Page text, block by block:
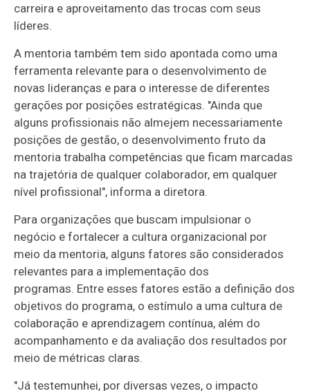
carreira e aproveitamento das trocas com seus
líderes.
A mentoria também tem sido apontada como uma
ferramenta relevante para o desenvolvimento de
novas lideranças e para o interesse de diferentes
gerações por posições estratégicas. "Ainda que
alguns profissionais não almejem necessariamente
posições de gestão, o desenvolvimento fruto da
mentoria trabalha competências que ficam marcadas
na trajetória de qualquer colaborador, em qualquer
nível profissional", informa a diretora.
Para organizações que buscam impulsionar o
negócio e fortalecer a cultura organizacional por
meio da mentoria, alguns fatores são considerados
relevantes para a implementação dos
programas. Entre esses fatores estão a definição dos
objetivos do programa, o estímulo a uma cultura de
colaboração e aprendizagem contínua, além do
acompanhamento e da avaliação dos resultados por
meio de métricas claras.
"Já testemunhei, por diversas vezes, o impacto